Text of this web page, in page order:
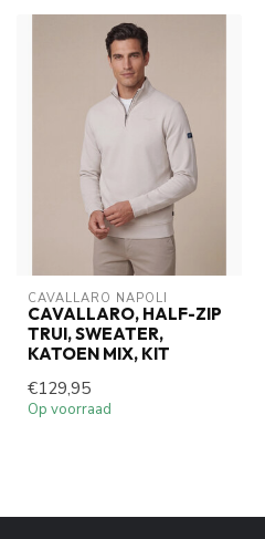
CAVALLARO NAPOLI
CAVALLARO, HALF-ZIP
TRUI, SWEATER,
KATOEN MIX, KIT
€129,95
Op voorraad